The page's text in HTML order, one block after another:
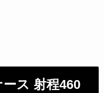
ス 射程460